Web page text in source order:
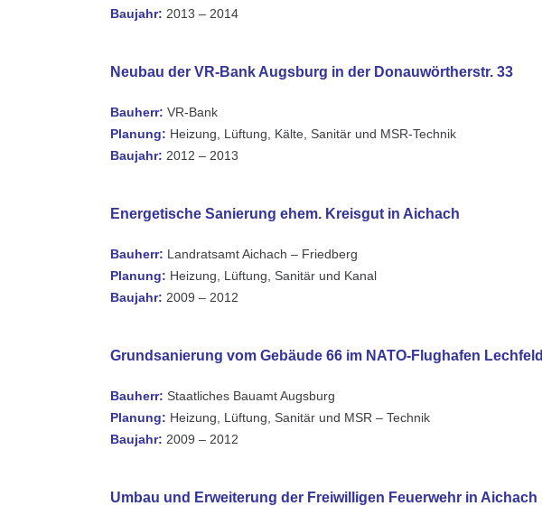
Baujahr: 2013 – 2014
Neubau der VR-Bank Augsburg in der Donauwörtherstr. 33
Bauherr: VR-Bank
Planung: Heizung, Lüftung, Kälte, Sanitär und MSR-Technik
Baujahr: 2012 – 2013
Energetische Sanierung ehem. Kreisgut in Aichach
Bauherr: Landratsamt Aichach – Friedberg
Planung: Heizung, Lüftung, Sanitär und Kanal
Baujahr: 2009 – 2012
Grundsanierung vom Gebäude 66 im NATO-Flughafen Lechfeld
Bauherr: Staatliches Bauamt Augsburg
Planung: Heizung, Lüftung, Sanitär und MSR – Technik
Baujahr: 2009 – 2012
Umbau und Erweiterung der Freiwilligen Feuerwehr in Aichach